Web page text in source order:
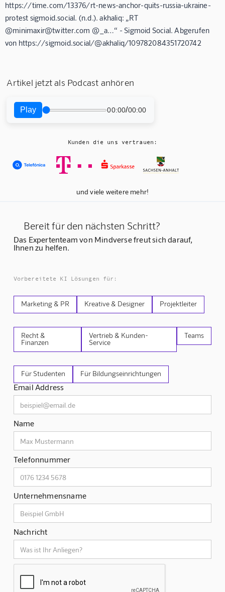
https://time.com/13376/rt-news-anchor-quits-russia-ukraine-
protest sigmoid.social. (n.d.). akhaliq: „RT
@minimaxir@twitter.com @_a…“ - Sigmoid Social. Abgerufen
von https://sigmoid.social/@akhaliq/109782084351720742
Artikel jetzt als Podcast anhören
Play 00:00/00:00
Kunden die uns vertrauen:
und viele weitere mehr!
Bereit für den nächsten Schritt?
Das Expertenteam von Mindverse freut sich darauf,
Ihnen zu helfen.
Vorbereitete KI Lösungen für:
Marketing & PR Kreative & Designer Projektleiter
Recht &
Finanzen
Vertrieb & Kunden-
Service
Teams
Für Studenten Für Bildungseinrichtungen
Email Address
Name
Telefonnummer
Unternehmensname
Nachricht